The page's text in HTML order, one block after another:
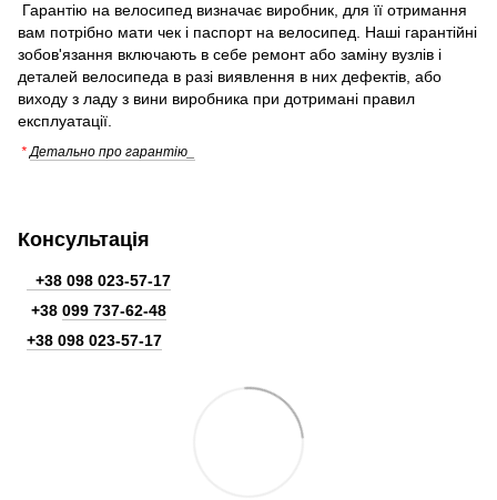
Гарантію на велосипед визначає виробник, для її отримання
вам потрібно мати чек і паспорт на велосипед. Наші гарантійні
зобов'язання включають в себе ремонт або заміну вузлів і
деталей велосипеда в разі виявлення в них дефектів, або
виходу з ладу з вини виробника при дотримані правил
експлуатації.
* Детально про гарантію_
Консультація
+38 098 023-57-17
+38 099 737-62-48
+38 098 023-57-17